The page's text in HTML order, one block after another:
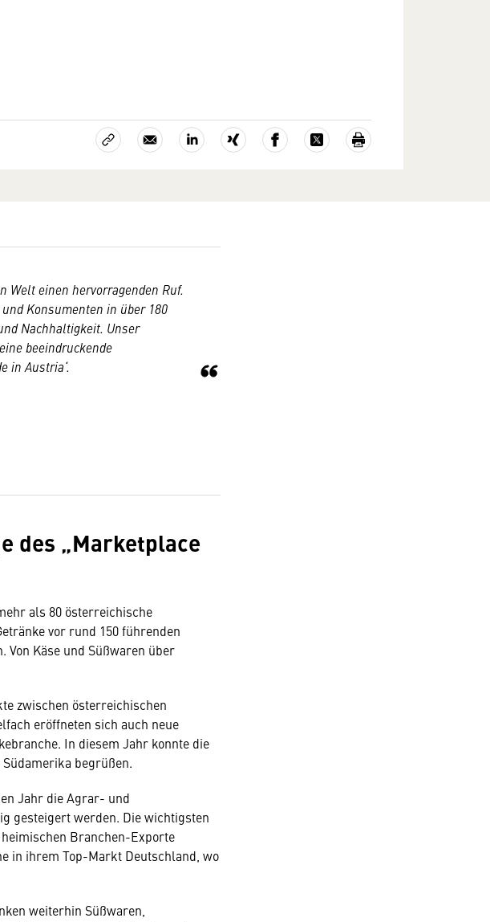
Welt einen hervorragenden Ruf.
Konsumenten in über 180
Nachhaltigkeit. Unser
beeindruckende
in Austria‘.
des „Marketplace
als 80 österreichische
vor rund 150 führenden
Käse und Süßwaren über
zwischen österreichischen
eröffneten sich auch neue
In diesem Jahr konnte die
begrüßen.
Jahr die Agrar- und
gesteigert werden. Die wichtigsten
Branchen-Exporte
in ihrem Top-Markt Deutschland, wo
weiterhin Süßwaren,